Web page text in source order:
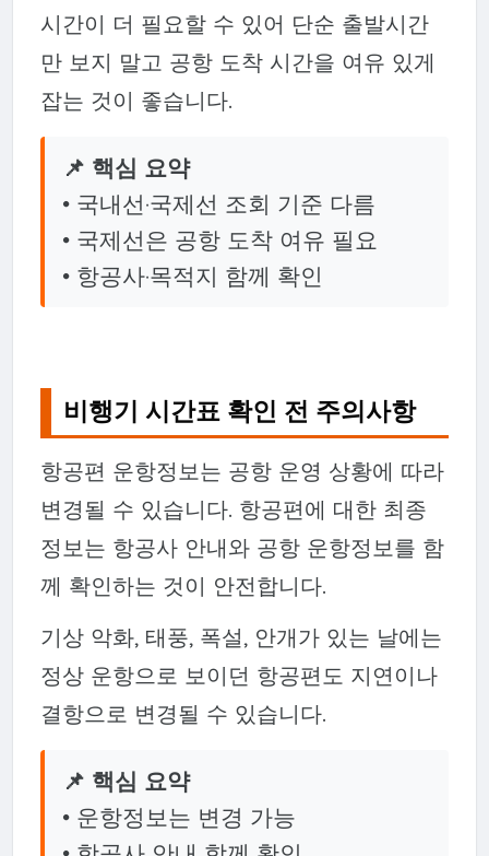
시간이 더 필요할 수 있어 단순 출발시간
만 보지 말고 공항 도착 시간을 여유 있게
잡는 것이 좋습니다.
📌 핵심 요약
• 국내선·국제선 조회 기준 다름
• 국제선은 공항 도착 여유 필요
• 항공사·목적지 함께 확인
비행기 시간표 확인 전 주의사항
항공편 운항정보는 공항 운영 상황에 따라
변경될 수 있습니다. 항공편에 대한 최종
정보는 항공사 안내와 공항 운항정보를 함
께 확인하는 것이 안전합니다.
기상 악화, 태풍, 폭설, 안개가 있는 날에는
정상 운항으로 보이던 항공편도 지연이나
결항으로 변경될 수 있습니다.
📌 핵심 요약
• 운항정보는 변경 가능